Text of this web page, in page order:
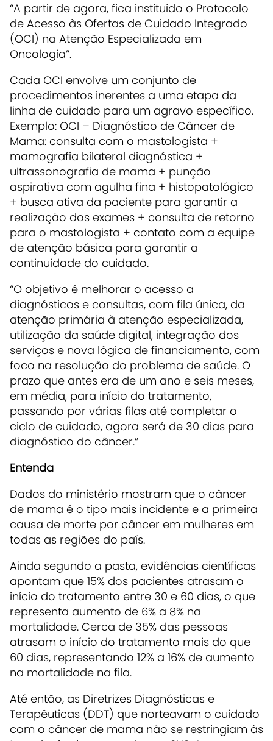
“A partir de agora, fica instituído o Protocolo
de Acesso às Ofertas de Cuidado Integrado
(OCI) na Atenção Especializada em
Oncologia”.
Cada OCI envolve um conjunto de
procedimentos inerentes a uma etapa da
linha de cuidado para um agravo específico.
Exemplo: OCI – Diagnóstico de Câncer de
Mama: consulta com o mastologista +
mamografia bilateral diagnóstica +
ultrassonografia de mama + punção
aspirativa com agulha fina + histopatológico
+ busca ativa da paciente para garantir a
realização dos exames + consulta de retorno
para o mastologista + contato com a equipe
de atenção básica para garantir a
continuidade do cuidado.
“O objetivo é melhorar o acesso a
diagnósticos e consultas, com fila única, da
atenção primária à atenção especializada,
utilização da saúde digital, integração dos
serviços e nova lógica de financiamento, com
foco na resolução do problema de saúde. O
prazo que antes era de um ano e seis meses,
em média, para início do tratamento,
passando por várias filas até completar o
ciclo de cuidado, agora será de 30 dias para
diagnóstico do câncer.”
Entenda
Dados do ministério mostram que o câncer
de mama é o tipo mais incidente e a primeira
causa de morte por câncer em mulheres em
todas as regiões do país.
Ainda segundo a pasta, evidências científicas
apontam que 15% dos pacientes atrasam o
início do tratamento entre 30 e 60 dias, o que
representa aumento de 6% a 8% na
mortalidade. Cerca de 35% das pessoas
atrasam o início do tratamento mais do que
60 dias, representando 12% a 16% de aumento
na mortalidade na fila.
Até então, as Diretrizes Diagnósticas e
Terapêuticas (DDT) que norteavam o cuidado
com o câncer de mama não se restringiam às